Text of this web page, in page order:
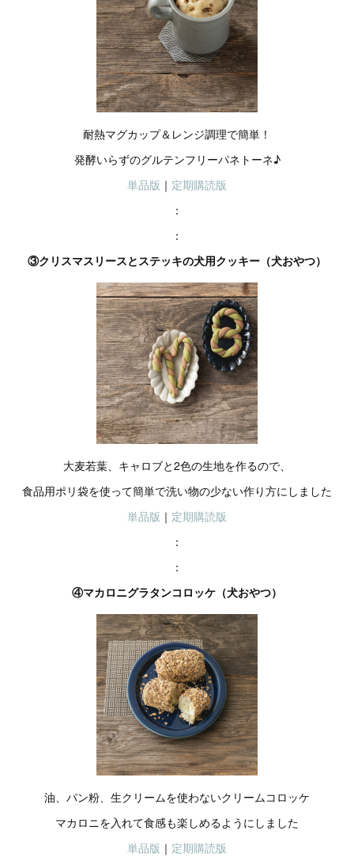
耐熱マグカップ＆レンジ調理で簡単！
発酵いらずのグルテンフリーパネトーネ♪
単品版 ｜ 定期購読版
：
：
③クリスマスリースとステッキの犬用クッキー（犬おやつ）
大麦若葉、キャロブと2色の生地を作るので、
食品用ポリ袋を使って簡単で洗い物の少ない作り方にしました
単品版 ｜ 定期購読版
：
：
④マカロニグラタンコロッケ（犬おやつ）
油、パン粉、生クリームを使わないクリームコロッケ
マカロニを入れて食感も楽しめるようにしました
単品版 ｜ 定期購読版